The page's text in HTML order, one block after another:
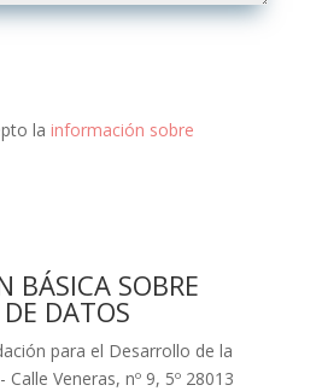
la información sobre
BÁSICA SOBRE
DATOS
para el Desarrollo de la
Veneras, nº 9, 5º 28013